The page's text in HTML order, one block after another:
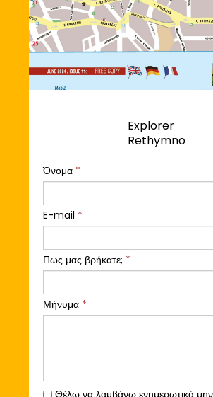
Explorer
Rethymno
Όνομα *
E-mail *
Πως μας βρήκατε; *
Μήνυμα *
Θέλω να λαμβάνω ενημερωτικά